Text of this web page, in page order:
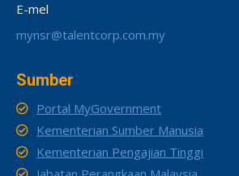
E-mel
mynsr@talentcorp.com.my
Sumber
Portal MyGovernment
Kementerian Sumber Manusia
Kementerian Pengajian Tinggi